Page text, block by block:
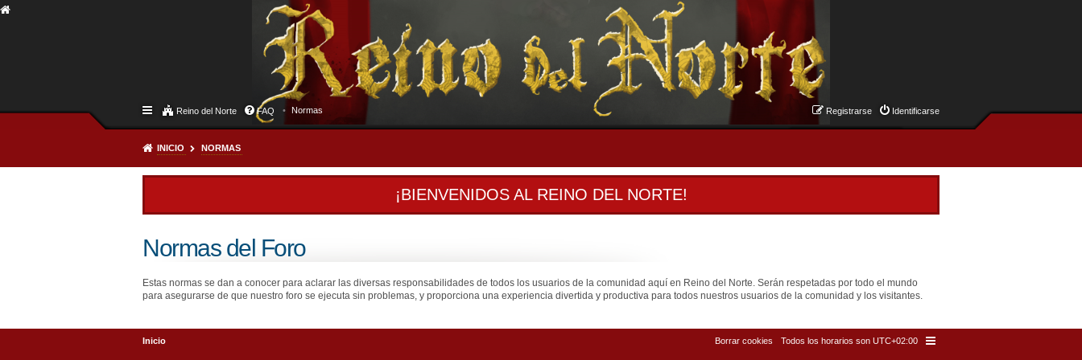
Reino del Norte FAQ Normas Identificarse
Registrarse
INICIO NORMAS
¡BIENVENIDOS AL REINO DEL NORTE!
Normas del Foro
Estas normas se dan a conocer para aclarar las diversas responsabilidades de todos los usuarios de la comunidad aquí en Reino del Norte. Serán respetadas por todo el mundo
para asegurarse de que nuestro foro se ejecuta sin problemas, y proporciona una experiencia divertida y productiva para todos nuestros usuarios de la comunidad y los visitantes.
Inicio Todos los horarios son UTC+02:00
Borrar cookies